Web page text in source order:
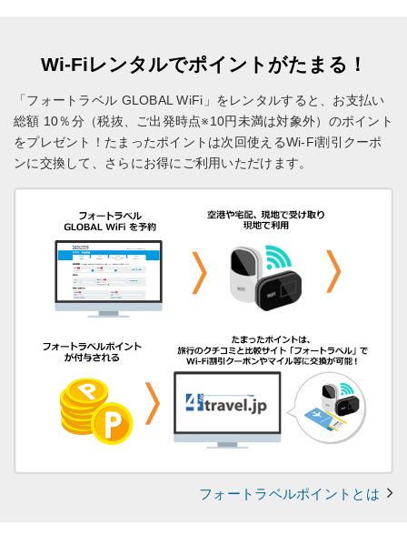
Wi-Fiレンタルでポイントがたまる！
「フォートラベル GLOBAL WiFi」をレンタルすると、お支払い
総額 10％分（税抜、ご出発時点※10円未満は対象外）のポイント
をプレゼント！ たまったポイントは次回使えるWi-Fi割引クーポ
ンに交換して、さらにお得にご利用いただけます。
フォートラベルポイントとは